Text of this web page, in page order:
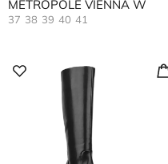
METROPOLE VIENNA W
37 38 39 40 41